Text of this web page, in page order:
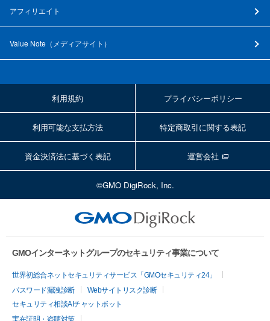
アフィリエイト
Value Note（ メディアサイト ）
利用規約 プライバシーポリシー
利用可能な支払方法 特定商取引に関する表記
資金決済法に基づく表記 運営会社
©GMO DigiRock, Inc.
GMOインターネットグループのセキュリティ事業について
世界初総合ネットセキュリティサービス「GMOセキュリティ24」
パスワード漏洩診断
Webサイトリスク診断
セキュリティ相談AIチャットボット
実在証明・盗聴対策